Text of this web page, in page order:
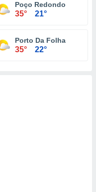
Poço Redondo
35° 21°
Porto Da Folha
35° 22°